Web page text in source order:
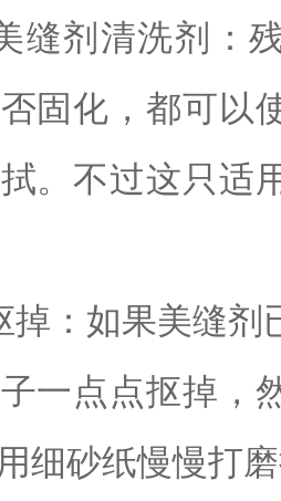
缝剂清洗剂：
固化，都可以
。不过这只适
掉：如果美缝剂
一点点抠掉，
细砂纸慢慢打